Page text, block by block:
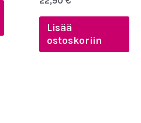
Lisää
ostoskoriin